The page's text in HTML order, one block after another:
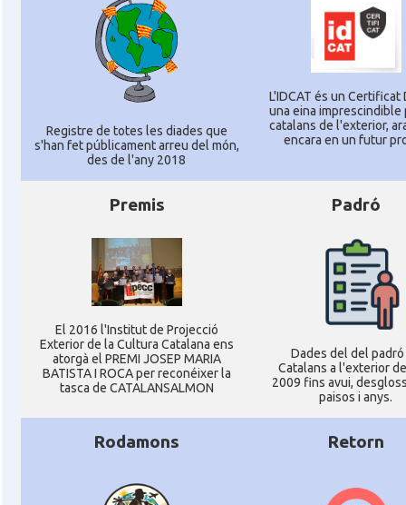
Registre de totes les diades que
s'han fet públicament arreu del món,
des de l'any 2018
L'IDCAT és un Certificat
una eina imprescindible
catalans de l'exterior,
encara en un futur
Premis
El 2016 l'Institut de Projecció
Exterior de la Cultura Catalana ens
atorgà el PREMI JOSEP MARIA
BATISTA I ROCA per reconéixer la
tasca de CATALANSALMON
Padró
Dades del del padró
Catalans a l'exterior
2009 fins avui,
paisos i anys.
Rodamons Retorn